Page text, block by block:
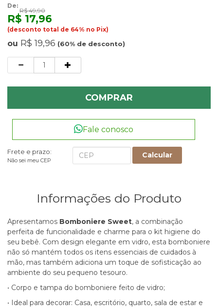
De:
R$ 49,90
R$ 17,96
(desconto total de 64% no Pix)
ou R$ 19,96 (60% de desconto)
Quantidade
COMPRAR
Fale conosco
Frete e prazo:
Não sei meu CEP
Calcular
Informações do Produto
Apresentamos Bomboniere Sweet, a combinação
perfeita de funcionalidade e charme para o kit higiene do
seu bebê. Com design elegante em vidro, esta bomboniere
não só mantém todos os itens essenciais de cuidados à
mão, mas também adiciona um toque de sofisticação ao
ambiente do seu pequeno tesouro.
• Corpo e tampa do bomboniere feito de vidro;
• Ideal para decorar: Casa, escritório, quarto, sala de estar e